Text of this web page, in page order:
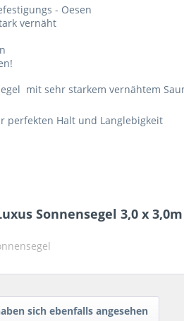
- Oesen
vernäht
mit sehr starkem vernähtem
perfekten Halt und Langlebigkeit
Sonnensegel 3,0 x
sich ebenfalls angesehen